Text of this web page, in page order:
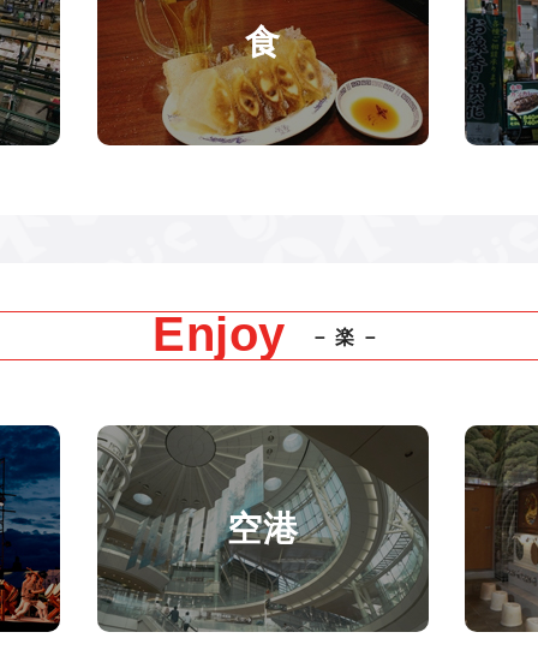
食
Enjoy －楽－
空港